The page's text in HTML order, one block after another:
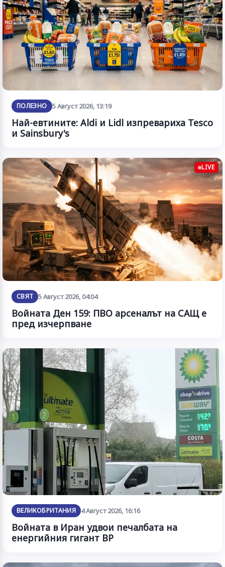
ПОЛЕЗНО 5 Август 2026, 13:19
Най-евтините: Aldi и Lidl изпревариха Tesco
и Sainsbury's
LIVE
СВЯТ 5 Август 2026, 04:04
Войната Ден 159: ПВО арсеналът на САЩ е
пред изчерпване
ВЕЛИКОБРИТАНИЯ 4 Август 2026, 16:16
Войната в Иран удвои печалбата на
енергийния гигант BP